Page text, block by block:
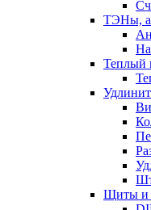
ТЭНы,
Теплый
Щиты и